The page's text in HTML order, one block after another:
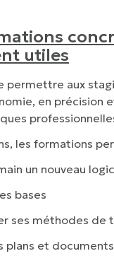
utiles
permettre aux
en précision
les formations
un nouveau
bases
ses méthodes de
plans et